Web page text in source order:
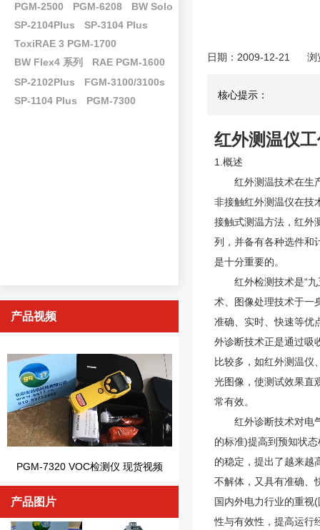
PGM-2500
PGM-6208
BW Solo
SP-2104Plus
SP-3104 Plus
ToxiRAE 3 PGM-1700
BW Flex4 系列
RAE PGM-1600
SP-2102Plus
FGM-3100/3100s
SP-1104 Plus
PGM-7300
产品视频
PGM-7320 VOC检测仪 现货视频
产品图片
日期：2009-12-21 浏
核心提示：
红外测温仪
1.概述
红外测温技术在生产
非接触红外测温仪在技
接触式测温方法，红外
列，并备有各种选件和
是十分重要的。
红外检测技术是“九
术、图像处理技术于一
准确、实时、快速等优
外诊断技术正是通过吸
比较多，如红外测温仪
光图像，使测试效果直
常有效。
红外诊断技术对电气
的标准)提高到预知状
的稳定，提出了越来越
不解体，又具有准确、
国内外电力行业的重视
性与有效性，提高运行